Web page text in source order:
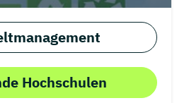
Hochschulen